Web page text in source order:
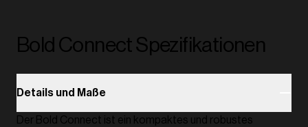
Bold Connect Spezifikationen
Details und Maße
Der Bold Connect ist ein kompaktes und robustes